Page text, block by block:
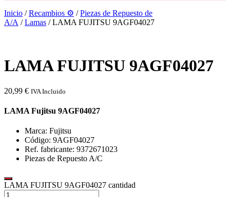
Inicio /Recambios ⚙️ /Piezas de Repuesto de
A/A /Lamas / LAMA FUJITSU 9AGF04027
LAMA FUJITSU 9AGF04027
20,99 € IVA Incluido
LAMA Fujitsu 9AGF04027
Marca: Fujitsu
Código: 9AGF04027
Ref. fabricante: 9372671023
Piezas de Repuesto A/C
LAMA FUJITSU 9AGF04027 cantidad